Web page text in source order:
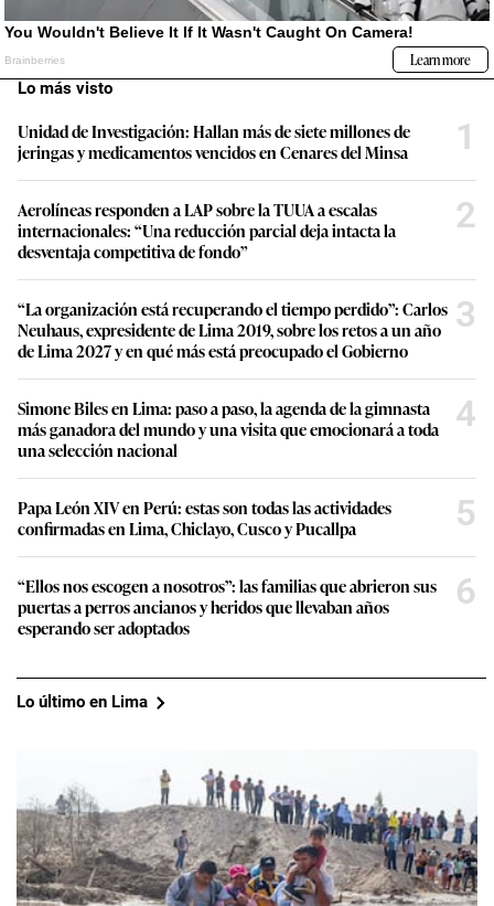
Lo más visto
Unidad de Investigación: Hallan más de siete millones de
jeringas y medicamentos vencidos en Cenares del Minsa
1
Aerolíneas responden a LAP sobre la TUUA a escalas
internacionales: “Una reducción parcial deja intacta la
desventaja competitiva de fondo”
2
“La organización está recuperando el tiempo perdido”: Carlos
Neuhaus, expresidente de Lima 2019, sobre los retos a un año
de Lima 2027 y en qué más está preocupado el Gobierno
3
Simone Biles en Lima: paso a paso, la agenda de la gimnasta
más ganadora del mundo y una visita que emocionará a toda
una selección nacional
4
Papa León XIV en Perú: estas son todas las actividades
confirmadas en Lima, Chiclayo, Cusco y Pucallpa
5
“Ellos nos escogen a nosotros”: las familias que abrieron sus
puertas a perros ancianos y heridos que llevaban años
esperando ser adoptados
6
Lo último en Lima